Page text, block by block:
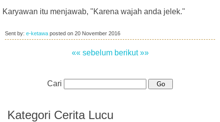
Karyawan itu menjawab, "Karena wajah anda jelek."
Sent by: e-ketawa posted on 20 November 2016
«« sebelum berikut »»
Cari
Kategori Cerita Lucu